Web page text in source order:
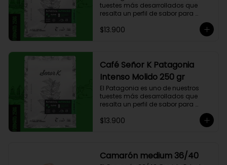
cremoso, resaltan notas canela,
chocolate negro y lima, esto le
otorga una puntuación de 83,75. Si
buscas descansar de la cafeína,
esta es una exquisita alternativa
tuestes más desarrollados que
resalta un perfil de sabor para
intenso único y con exquisito
Lo diseñamos intencionalmente
para resaltar la intensidad y
generar una gran sinergia si se
añade leche. Se trata de un Blend
con un rico sabor achocolatado.
$13.900
Café Señor K Patagonia
Intenso Molido 250 gr
El Patagonia es uno de nuestros
tuestes más desarrollados que
resalta un perfil de sabor para
intenso único y con exquisito
Lo diseñamos intencionalmente
para resaltar la intensidad y
$13.900
Camarón medium 36/40